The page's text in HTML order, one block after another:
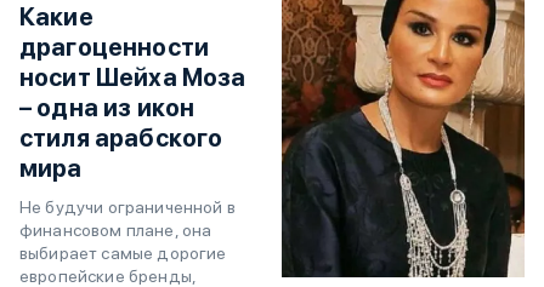
Какие
драгоценности
носит Шейха Моза
– одна из икон
стиля арабского
мира
Не будучи ограниченной в
финансовом плане, она
выбирает самые дорогие
европейские бренды,